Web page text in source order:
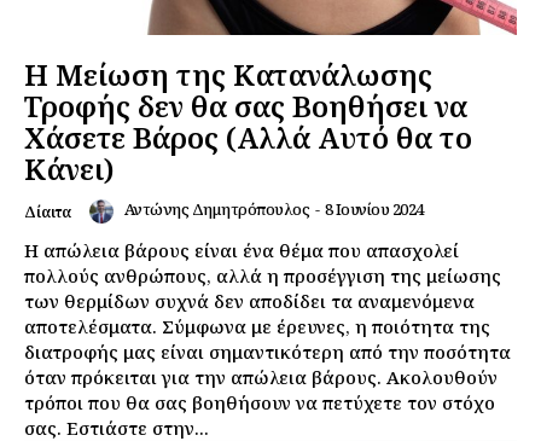
Η Μείωση της Κατανάλωσης
Τροφής δεν θα σας Βοηθήσει να
Χάσετε Βάρος (Αλλά Αυτό θα το
Κάνει)
Δίαιτα Αντώνης Δημητρόπουλος - 8 Ιουνίου 2024
Η απώλεια βάρους είναι ένα θέμα που απασχολεί
πολλούς ανθρώπους, αλλά η προσέγγιση της μείωσης
των θερμίδων συχνά δεν αποδίδει τα αναμενόμενα
αποτελέσματα. Σύμφωνα με έρευνες, η ποιότητα της
διατροφής μας είναι σημαντικότερη από την ποσότητα
όταν πρόκειται για την απώλεια βάρους. Ακολουθούν
τρόποι που θα σας βοηθήσουν να πετύχετε τον στόχο
σας. Εστιάστε στην...